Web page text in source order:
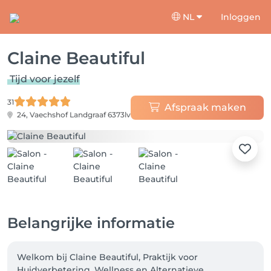
NL Inloggen
Claine Beautiful
Tijd voor jezelf
31
24, Vaechshof Landgraaf 6373lv
Afspraak maken
Belangrijke informatie
Welkom bij Claine Beautiful, Praktijk voor